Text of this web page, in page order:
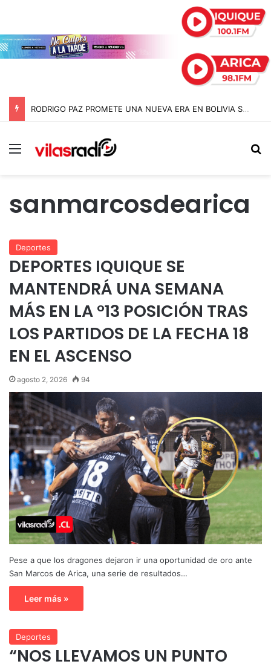
RODRIGO PAZ PROMETE UNA NUEVA ERA EN BOLIVIA SIN «JEFAZOS» Y PIDE DISCULPAS PÚBLICAS
Menú
sanmarcosdearica
Deportes
DEPORTES IQUIQUE SE
MANTENDRÁ UNA SEMANA
MÁS EN LA °13 POSICIÓN TRAS
LOS PARTIDOS DE LA FECHA 18
EN EL ASCENSO
agosto 2, 2026 94
Pese a que los dragones dejaron ir una oportunidad de oro ante
San Marcos de Arica, una serie de resultados…
Leer más »
Deportes
“NOS LLEVAMOS UN PUNTO